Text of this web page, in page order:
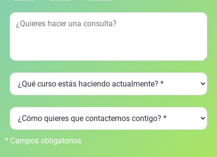
* Campos obligatorios